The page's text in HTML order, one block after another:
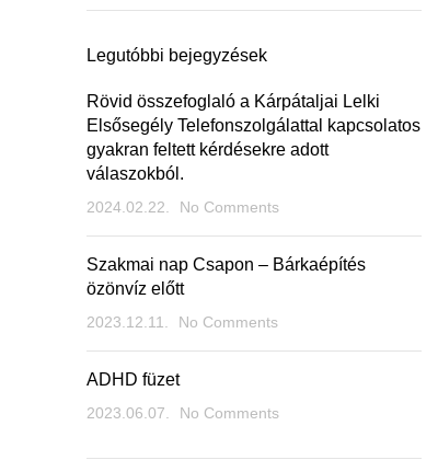
Legutóbbi bejegyzések
Rövid összefoglaló a Kárpátaljai Lelki
Elsősegély Telefonszolgálattal kapcsolatos
gyakran feltett kérdésekre adott
válaszokból.
2024.02.22. No Comments
Szakmai nap Csapon – Bárkaépítés
özönvíz előtt
2023.12.11. No Comments
ADHD füzet
2023.06.07. No Comments